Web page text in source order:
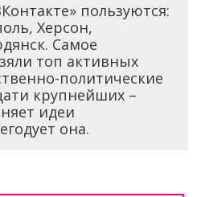
пользуются:
Херсон,
Самое
топ активных
политические
крупнейших –
идеи
она.